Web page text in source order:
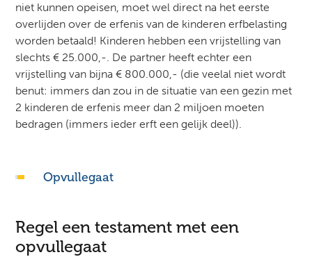
niet kunnen opeisen, moet wel direct na het eerste
overlijden over de erfenis van de kinderen erfbelasting
worden betaald! Kinderen hebben een vrijstelling van
slechts € 25.000,-. De partner heeft echter een
vrijstelling van bijna € 800.000,- (die veelal niet wordt
benut: immers dan zou in de situatie van een gezin met
2 kinderen de erfenis meer dan 2 miljoen moeten
bedragen (immers ieder erft een gelijk deel)).
Opvullegaat
Regel een testament met een
opvullegaat